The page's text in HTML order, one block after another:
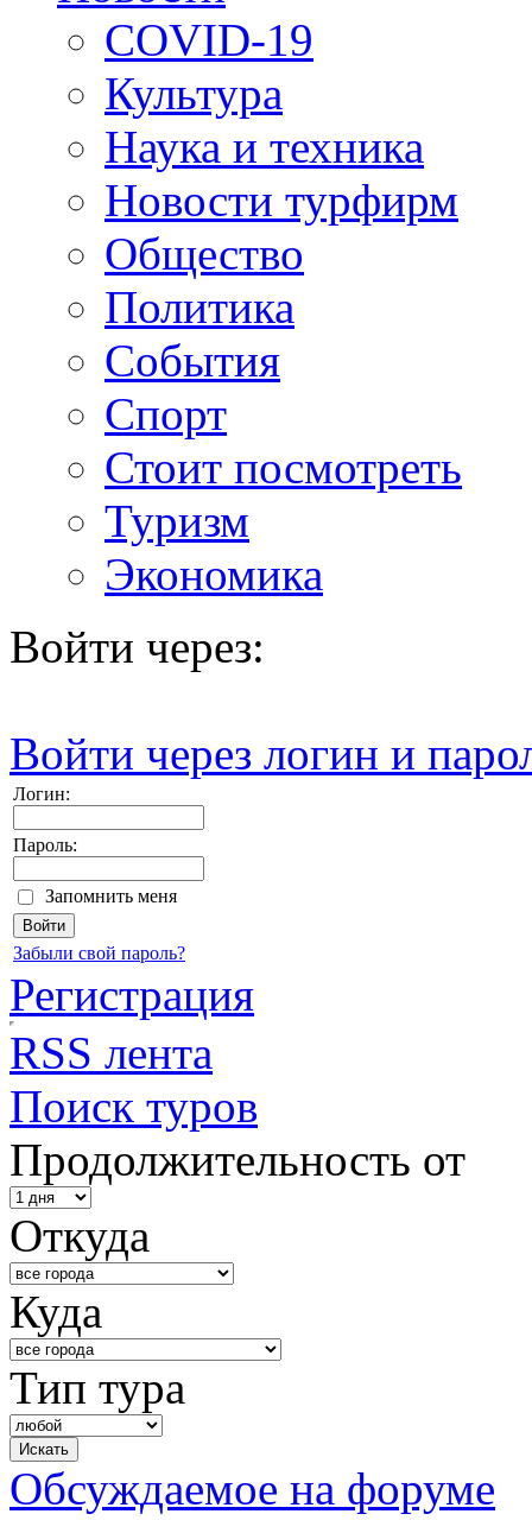
COVID-19
Культура
Наука и техника
Новости турфирм
Общество
Политика
События
Спорт
Стоит посмотреть
Туризм
Экономика
Войти через:
Войти через логин и
Логин:
Пароль:
Запомнить меня
Забыли свой пароль?
Регистрация
RSS лента
Поиск туров
Продолжительность от
Откуда
Куда
Тип тура
Обсуждаемое на форуме